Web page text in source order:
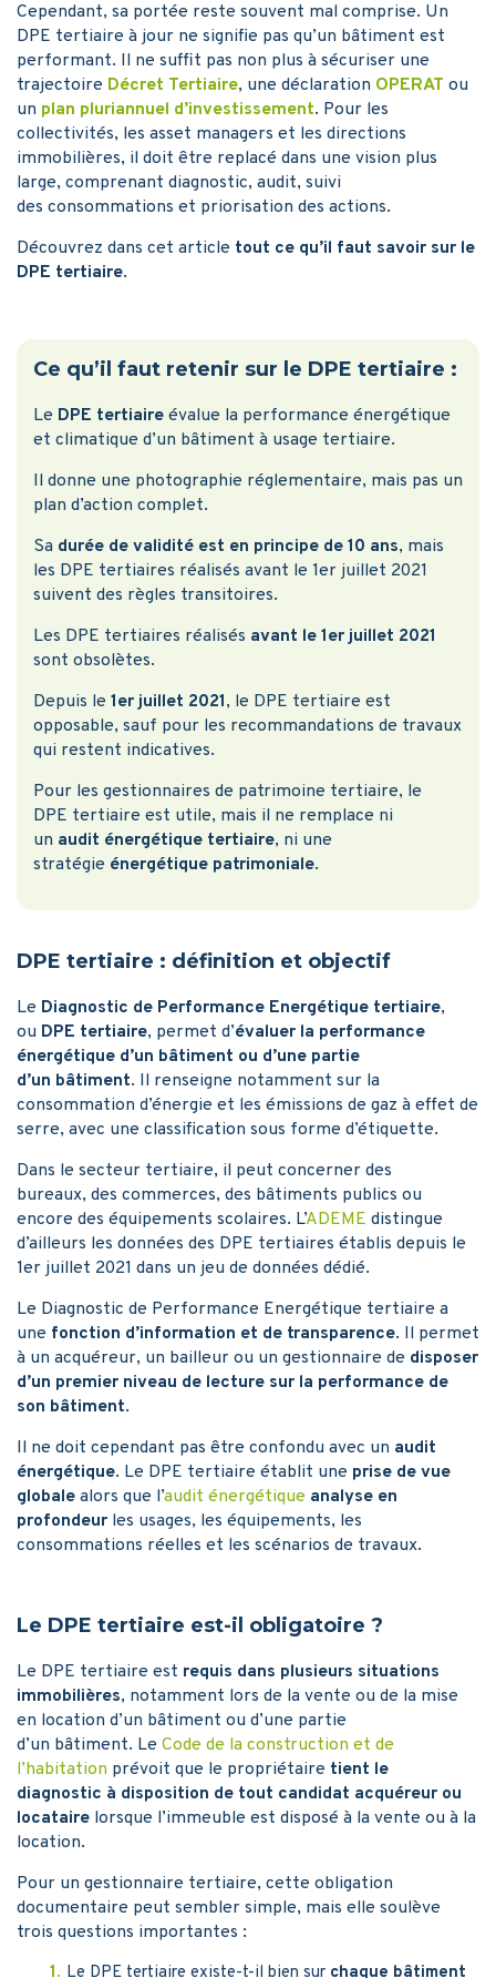
Cependant, sa portée reste souvent mal comprise. Un
DPE tertiaire à jour ne signifie pas qu’un bâtiment est
performant. Il ne suffit pas non plus à sécuriser une
trajectoire Décret Tertiaire, une déclaration OPERAT ou
un plan pluriannuel d’investissement. Pour les
collectivités, les asset managers et les directions
immobilières, il doit être replacé dans une vision plus
large, comprenant diagnostic, audit, suivi
des consommations et priorisation des actions.
Découvrez dans cet article tout ce qu’il faut savoir sur le
DPE tertiaire.
Ce qu’il faut retenir sur le DPE tertiaire :
Le DPE tertiaire évalue la performance énergétique
et climatique d’un bâtiment à usage tertiaire.
Il donne une photographie réglementaire, mais pas un
plan d’action complet.
Sa durée de validité est en principe de 10 ans, mais
les DPE tertiaires réalisés avant le 1er juillet 2021
suivent des règles transitoires.
Les DPE tertiaires réalisés avant le 1er juillet 2021
sont obsolètes.
Depuis le 1er juillet 2021, le DPE tertiaire est
opposable, sauf pour les recommandations de travaux
qui restent indicatives.
Pour les gestionnaires de patrimoine tertiaire, le
DPE tertiaire est utile, mais il ne remplace ni
un audit énergétique tertiaire, ni une
stratégie énergétique patrimoniale.
DPE tertiaire : définition et objectif
Le Diagnostic de Performance Energétique tertiaire,
ou DPE tertiaire, permet d’évaluer la performance
énergétique d’un bâtiment ou d’une partie
d’un bâtiment. Il renseigne notamment sur la
consommation d’énergie et les émissions de gaz à effet de
serre, avec une classification sous forme d’étiquette.
Dans le secteur tertiaire, il peut concerner des
bureaux, des commerces, des bâtiments publics ou
encore des équipements scolaires. L’ADEME distingue
d’ailleurs les données des DPE tertiaires établis depuis le
1er juillet 2021 dans un jeu de données dédié.
Le Diagnostic de Performance Energétique tertiaire a
une fonction d’information et de transparence. Il permet
à un acquéreur, un bailleur ou un gestionnaire de disposer
d’un premier niveau de lecture sur la performance de
son bâtiment.
Il ne doit cependant pas être confondu avec un audit
énergétique. Le DPE tertiaire établit une prise de vue
globale alors que l’audit énergétique analyse en
profondeur les usages, les équipements, les
consommations réelles et les scénarios de travaux.
Le DPE tertiaire est-il obligatoire ?
Le DPE tertiaire est requis dans plusieurs situations
immobilières, notamment lors de la vente ou de la mise
en location d’un bâtiment ou d’une partie
d’un bâtiment. Le Code de la construction et de
l’habitation prévoit que le propriétaire tient le
diagnostic à disposition de tout candidat acquéreur ou
locataire lorsque l’immeuble est disposé à la vente ou à la
location.
Pour un gestionnaire tertiaire, cette obligation
documentaire peut sembler simple, mais elle soulève
trois questions importantes :
Le DPE tertiaire existe-t-il bien sur chaque bâtiment